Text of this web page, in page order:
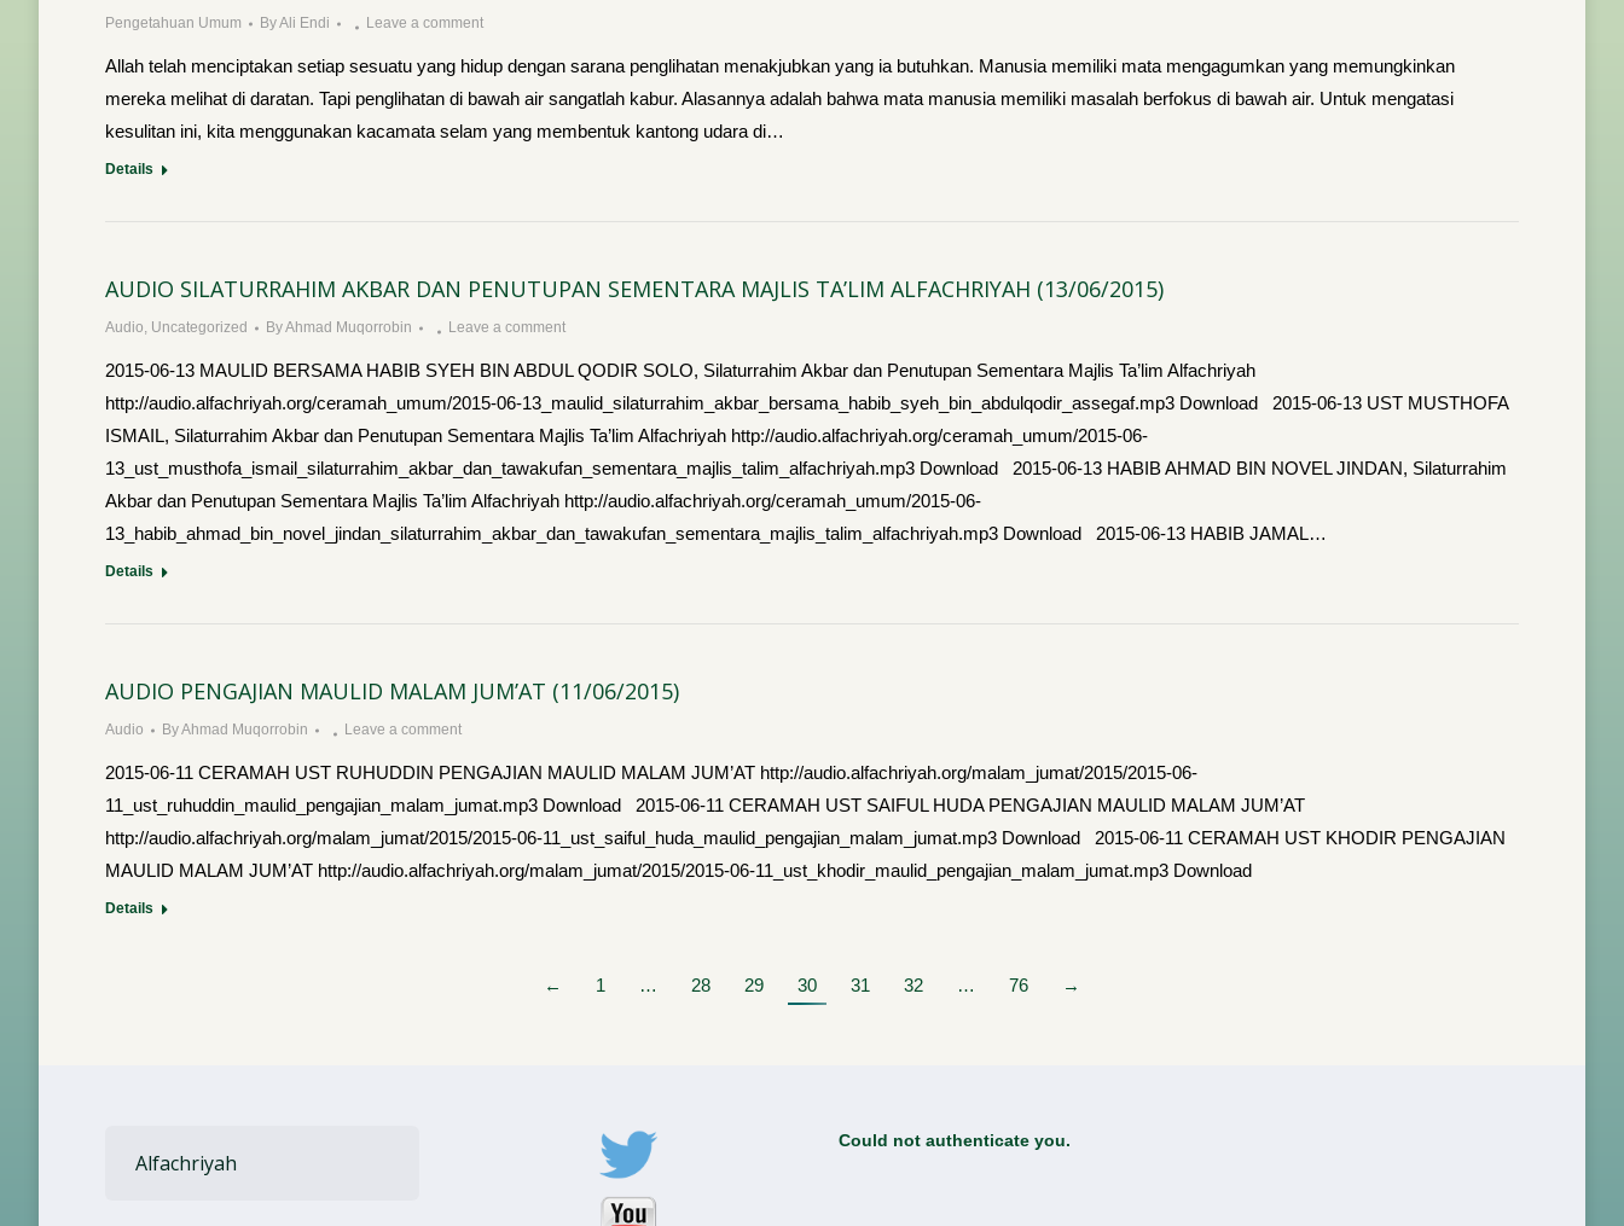
Pengetahuan Umum ByAli Endi Leave a comment
Allah telah menciptakan setiap sesuatu yang hidup dengan sarana penglihatan menakjubkan yang ia butuhkan. Manusia memiliki mata mengagumkan yang memungkinkan
mereka melihat di daratan. Tapi penglihatan di bawah air sangatlah kabur. Alasannya adalah bahwa mata manusia memiliki masalah berfokus di bawah air. Untuk mengatasi
kesulitan ini, kita menggunakan kacamata selam yang membentuk kantong udara di…
Details
AUDIO SILATURRAHIM AKBAR DAN PENUTUPAN SEMENTARA MAJLIS TA’LIM ALFACHRIYAH (13/06/2015)
Audio, Uncategorized ByAhmad Muqorrobin Leave a comment
2015-06-13 MAULID BERSAMA HABIB SYEH BIN ABDUL QODIR SOLO, Silaturrahim Akbar dan Penutupan Sementara Majlis Ta’lim Alfachriyah
http://audio.alfachriyah.org/ceramah_umum/2015-06-13_maulid_silaturrahim_akbar_bersama_habib_syeh_bin_abdulqodir_assegaf.mp3 Download 2015-06-13 UST MUSTHOFA
ISMAIL, Silaturrahim Akbar dan Penutupan Sementara Majlis Ta’lim Alfachriyah http://audio.alfachriyah.org/ceramah_umum/2015-06-
13_ust_musthofa_ismail_silaturrahim_akbar_dan_tawakufan_sementara_majlis_talim_alfachriyah.mp3 Download 2015-06-13 HABIB AHMAD BIN NOVEL JINDAN, Silaturrahim
Akbar dan Penutupan Sementara Majlis Ta’lim Alfachriyah http://audio.alfachriyah.org/ceramah_umum/2015-06-
13_habib_ahmad_bin_novel_jindan_silaturrahim_akbar_dan_tawakufan_sementara_majlis_talim_alfachriyah.mp3 Download 2015-06-13 HABIB JAMAL…
Details
AUDIO PENGAJIAN MAULID MALAM JUM’AT (11/06/2015)
Audio ByAhmad Muqorrobin Leave a comment
2015-06-11 CERAMAH UST RUHUDDIN PENGAJIAN MAULID MALAM JUM’AT http://audio.alfachriyah.org/malam_jumat/2015/2015-06-
11_ust_ruhuddin_maulid_pengajian_malam_jumat.mp3 Download 2015-06-11 CERAMAH UST SAIFUL HUDA PENGAJIAN MAULID MALAM JUM’AT
http://audio.alfachriyah.org/malam_jumat/2015/2015-06-11_ust_saiful_huda_maulid_pengajian_malam_jumat.mp3 Download 2015-06-11 CERAMAH UST KHODIR PENGAJIAN
MAULID MALAM JUM’AT http://audio.alfachriyah.org/malam_jumat/2015/2015-06-11_ust_khodir_maulid_pengajian_malam_jumat.mp3 Download
Details
← 1 … 28 29 30 31 32 … 76 →
Alfachriyah
Could not authenticate you.